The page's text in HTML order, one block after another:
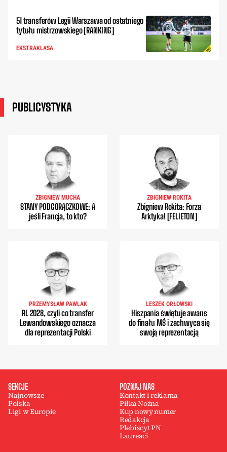
51 transferów Legii Warszawa od ostatniego
tytułu mistrzowskiego [RANKING]
EKSTRAKLASA
PUBLICYSTYKA
ZBIGNIEW MUCHA
STANY PODGORĄCZKOWE: A
jeśli Francja, to kto?
ZBIGNIEW ROKITA
Zbigniew Rokita: Forza
Arktyka! [FELIETON]
PRZEMYSŁAW PAWLAK
RL 2028, czyli co transfer
Lewandowskiego oznacza
dla reprezentacji Polski
LESZEK ORŁOWSKI
Hiszpania świętuje awans
do finału MŚ i zachwyca się
swoją reprezentacją
SEKCJE
Najnowsze
Polska
Ligi w Europie
POZNAJ NAS
Kontakt i reklama
Piłka Nożna
Kup nowy numer
Redakcja
Plebiscyt PN
Laureaci